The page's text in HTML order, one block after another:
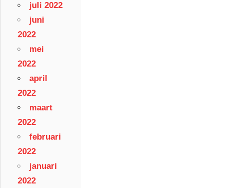
juli 2022
juni
2022
mei
2022
april
2022
maart
2022
februari
2022
januari
2022